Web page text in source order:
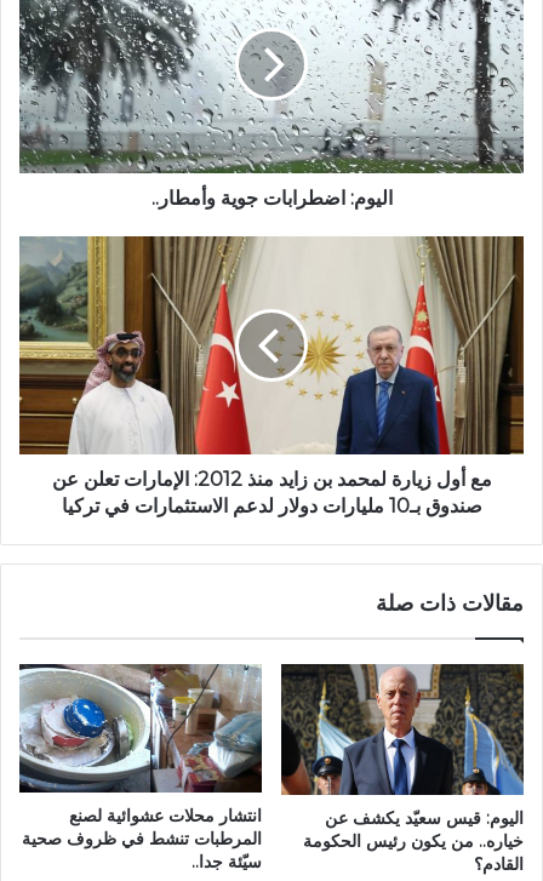
اليوم: اضطرابات جوية وأمطار..
مع أول زيارة لمحمد بن زايد منذ 2012: الإمارات تعلن عن
صندوق بـ10 مليارات دولار لدعم الاستثمارات في تركيا
مقالات ذات صلة
اليوم: قيس سعيّد يكشف عن
خياره.. من يكون رئيس الحكومة
القادم؟
انتشار محلات عشوائية لصنع
المرطبات تنشط في ظروف صحية
سيّئة جدا..